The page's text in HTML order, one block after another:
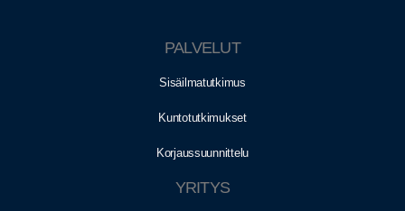
PALVELUT
Sisäilmatutkimus
Kuntotutkimukset
Korjaussuunnittelu
YRITYS